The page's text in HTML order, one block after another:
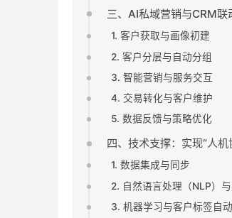
三、AI私域营销与CRM联
1. 客户获取与画像初建
2. 客户分层与自动分组
3. 智能营销与服务交互
4. 交易转化与客户维护
5. 数据反馈与策略优化
四、技术支撑：实现“人机
1. 数据集成与同步
2. 自然语言处理（NLP）
3. 机器学习与客户标签自